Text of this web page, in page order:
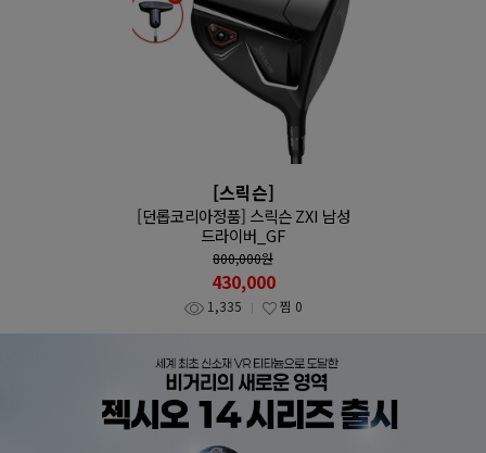
[스릭슨]
[던롭코리아정품] 스릭슨 ZXI 남성
드라이버_GF
800,000원
430,000
1,335 찜 0